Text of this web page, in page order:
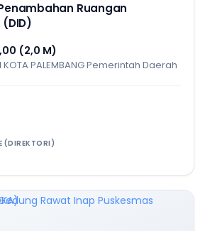
Ruangan
(DID)
(2,0 M)
KOTA PALEMBANG Pemerintah Daerah
(DIREKTORI)